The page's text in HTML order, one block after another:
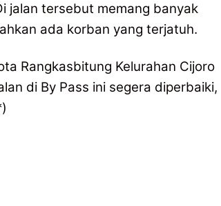
jalan tersebut memang banyak
ada korban yang terjatuh.
Rangkasbitung Kelurahan Cijoro
di By Pass ini segera diperbaiki,